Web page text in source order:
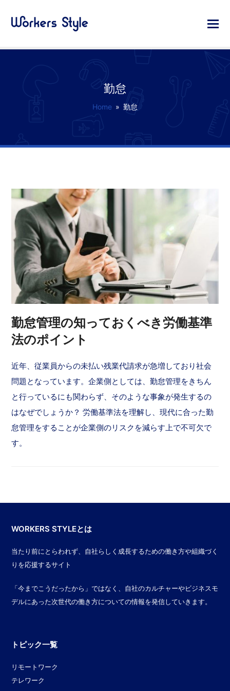
勤怠
Home » 勤怠
勤怠管理の知っておくべき労働基準
法のポイント
近年、従業員からの未払い残業代請求が急増しており社会
問題となっています。企業側としては、勤怠管理をきちん
と行っているにも関わらず、そのような事象が発生するの
はなぜでしょうか？ 労働基準法を理解し、現代に合った勤
怠管理をすることが企業側のリスクを減らす上で不可欠で
す。
WORKERS STYLEとは
当たり前にとらわれず、自社らしく成長するための働き方や組織づく
りを応援するサイト
「今までこうだったから」ではなく、自社のカルチャーやビジネスモ
デルにあった次世代の働き方についての情報を発信していきます。
トピック一覧
リモートワーク
テレワーク